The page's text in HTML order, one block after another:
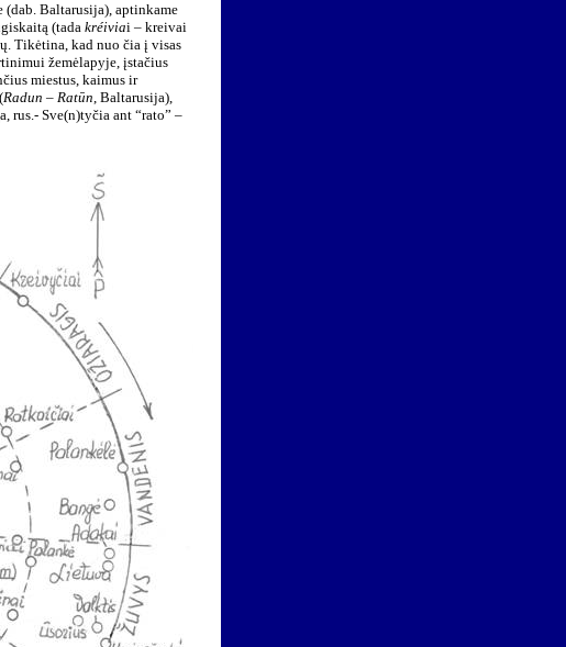
(dab. Baltarusija), aptinkame
(tada kréiviai – kreivai
Tikėtina, kad nuo čia į visas
žemėlapyje, įstačius
miestus, kaimus ir
Radun – Ratūn, Baltarusija),
rus.- Sve(n)tyčia ant “rato” –